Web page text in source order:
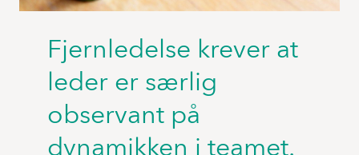
Fjernledelse krever at
leder er særlig
observant på
dynamikken i teamet.